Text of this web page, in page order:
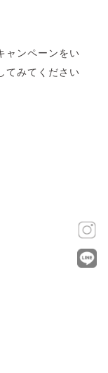
ャンペーンをい
てみてください